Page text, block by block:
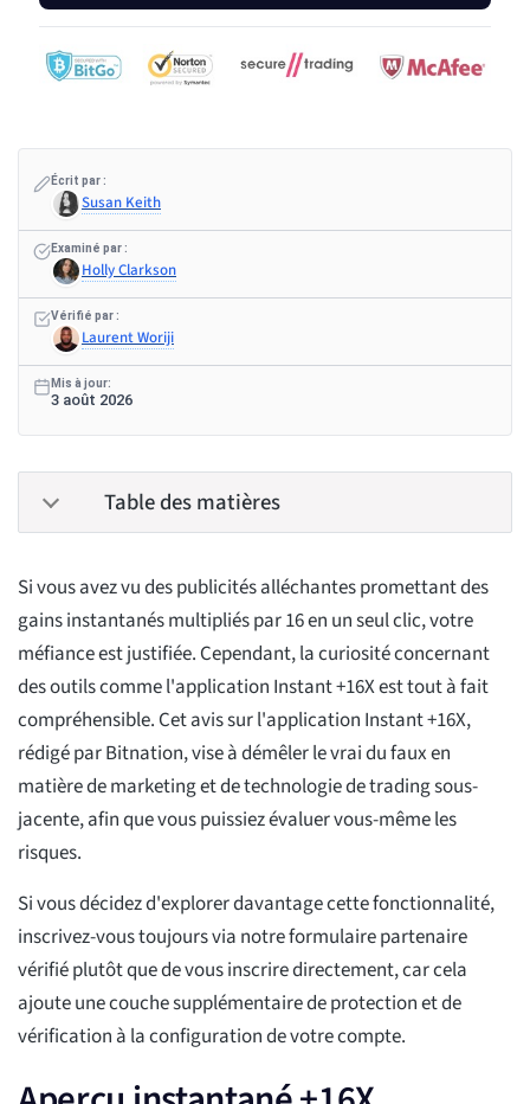
Écrit par :
Susan Keith
Examiné par :
Holly Clarkson
Vérifié par :
Laurent Woriji
Mis à jour:
3 août 2026
Table des matières
Si vous avez vu des publicités alléchantes promettant des
gains instantanés multipliés par 16 en un seul clic, votre
méfiance est justifiée. Cependant, la curiosité concernant
des outils comme l'application Instant +16X est tout à fait
compréhensible. Cet avis sur l'application Instant +16X,
rédigé par Bitnation, vise à démêler le vrai du faux en
matière de marketing et de technologie de trading sous-
jacente, afin que vous puissiez évaluer vous-même les
risques.
Si vous décidez d'explorer davantage cette fonctionnalité,
inscrivez-vous toujours via notre formulaire partenaire
vérifié plutôt que de vous inscrire directement, car cela
ajoute une couche supplémentaire de protection et de
vérification à la configuration de votre compte.